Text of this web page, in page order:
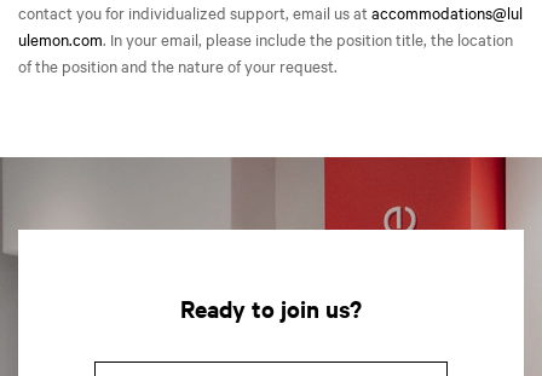
contact you for individualized support, email us at accommodations@lul
ulemon.com. In your email, please include the position title, the location
of the position and the nature of your request.
Ready to join us?